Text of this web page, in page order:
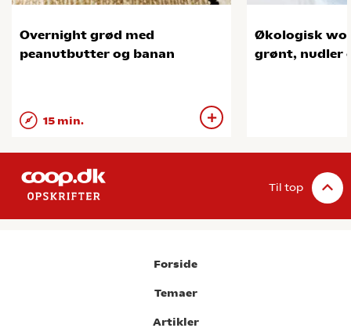
Overnight grød med
peanutbutter og banan
15 min.
Økologisk
grønt, nudler
Til top
Forside
Temaer
Artikler